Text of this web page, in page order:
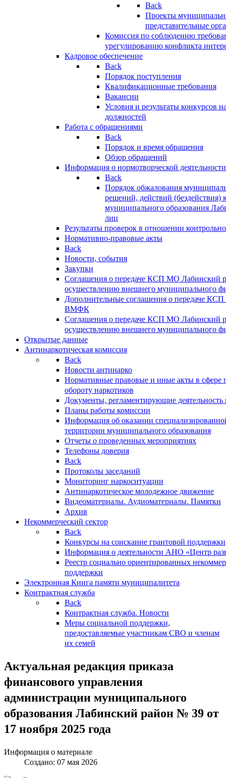
Back
Проекты
представительные
Комиссия по соблюдению
урегулированию конфликта
Кадровое обеспечение
Back
Порядок поступления
Квалификационные требования
Вакансии
Условия и результаты конкурсов
должностей
Работа с обращениями
Back
Порядок и время обращения
Обзор обращений
Информация о нормотворческой деятельности
Back
Порядок обжалования
решений, действий (бездействия)
муниципального образования
лиц
Результаты проверок в отношении
Нормативно-правовые акты
Back
Новости, события
Закупки
Соглашения о передаче КСП МО Лабинский
осуществлению внешнего муниципального
Дополнительные соглашения о передаче
ВМФК
Соглашения о передаче КСП МО Лабинский
осуществлению внешнего муниципального
Открытые данные
Антинаркотическая комиссия
Back
Новости антинарко
Нормативные правовые и иные акты в сфере
обороту наркотиков
Документы, регламентирующие деятельность
Планы работы комиссии
Информация об оказании
территории муниципального образования
Отчеты о проведенных мероприятиях
Телефоны доверия
Back
Протоколы заседаний
Мониторинг наркоситуации
Антинаркотическое молодежное движение
Видеоматериалы. Аудиоматериалы. Памятки
Архив
Некоммерческий сектор
Back
Конкурсы на соискание грантовой поддержки
Информация о деятельности АНО «Центр
Реестр социально ориентированных
поддержки
Электронная Книга памяти муниципалитета
Контрактная служба
Back
Контрактная служба. Новости
Меры социальной поддержки,
предоставляемые участникам СВО и членам
их семей
Актуальная редакция приказа
финансового управления
администрации муниципального
образования Лабинский район № 39 от
17 ноября 2025 года
Информация о материале
Создано: 07 мая 2026